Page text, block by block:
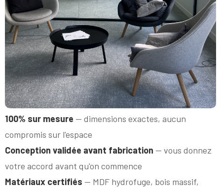
100% sur mesure — dimensions exactes, aucun
compromis sur l'espace
Conception validée avant fabrication — vous donnez
votre accord avant qu'on commence
Matériaux certifiés — MDF hydrofuge, bois massif,